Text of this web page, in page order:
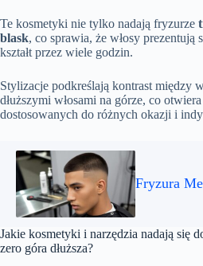
Te kosmetyki nie tylko nadają fryzurze
blask, co sprawia, że włosy prezentują
kształt przez wiele godzin.
Stylizacje podkreślają kontrast między
dłuższymi włosami na górze, co
dostosowanych do różnych okazji i
Fryzura
Jakie kosmetyki i narzędzia nadają się
zero góra dłuższa?